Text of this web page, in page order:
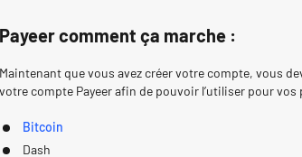
Payeer comment ça marche :
Maintenant que vous avez créer votre compte, vous
votre compte Payeer afin de pouvoir l’utiliser pour
Bitcoin
Dash